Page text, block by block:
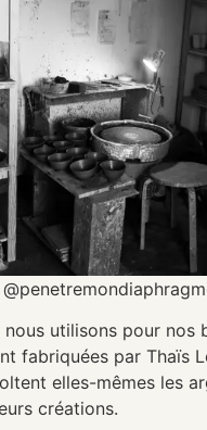
nous utilisons pour nos
fabriquées par Thaïs
elles-mêmes les
créations.